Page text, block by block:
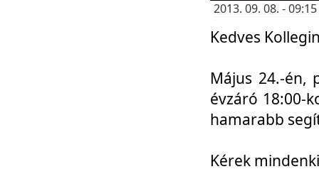
2013. 09. 08. -
Kedves
Május 24.-én,
évzáró 18:00-
hamarabb
Kérek